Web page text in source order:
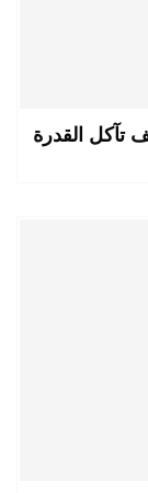
تآكل القدرة